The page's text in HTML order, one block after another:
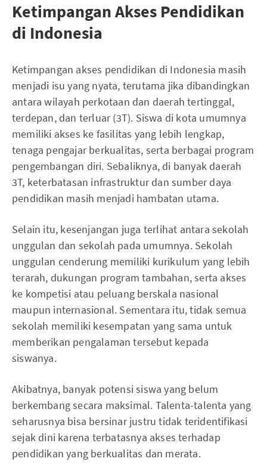
Ketimpangan Akses Pendidikan
di Indonesia
Ketimpangan akses pendidikan di Indonesia masih
menjadi isu yang nyata, terutama jika dibandingkan
antara wilayah perkotaan dan daerah tertinggal,
terdepan, dan terluar (3T). Siswa di kota umumnya
memiliki akses ke fasilitas yang lebih lengkap,
tenaga pengajar berkualitas, serta berbagai program
pengembangan diri. Sebaliknya, di banyak daerah
3T, keterbatasan infrastruktur dan sumber daya
pendidikan masih menjadi hambatan utama.
Selain itu, kesenjangan juga terlihat antara sekolah
unggulan dan sekolah pada umumnya. Sekolah
unggulan cenderung memiliki kurikulum yang lebih
terarah, dukungan program tambahan, serta akses
ke kompetisi atau peluang berskala nasional
maupun internasional. Sementara itu, tidak semua
sekolah memiliki kesempatan yang sama untuk
memberikan pengalaman tersebut kepada
siswanya.
Akibatnya, banyak potensi siswa yang belum
berkembang secara maksimal. Talenta-talenta yang
seharusnya bisa bersinar justru tidak teridentifikasi
sejak dini karena terbatasnya akses terhadap
pendidikan yang berkualitas dan merata.